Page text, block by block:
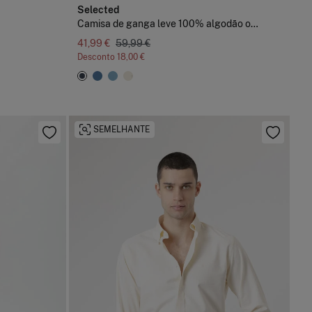
Selected
Camisa de ganga leve 100% algodão orgânico
41,99 € 59,99 €
Desconto 18,00 €
SEMELHANTE